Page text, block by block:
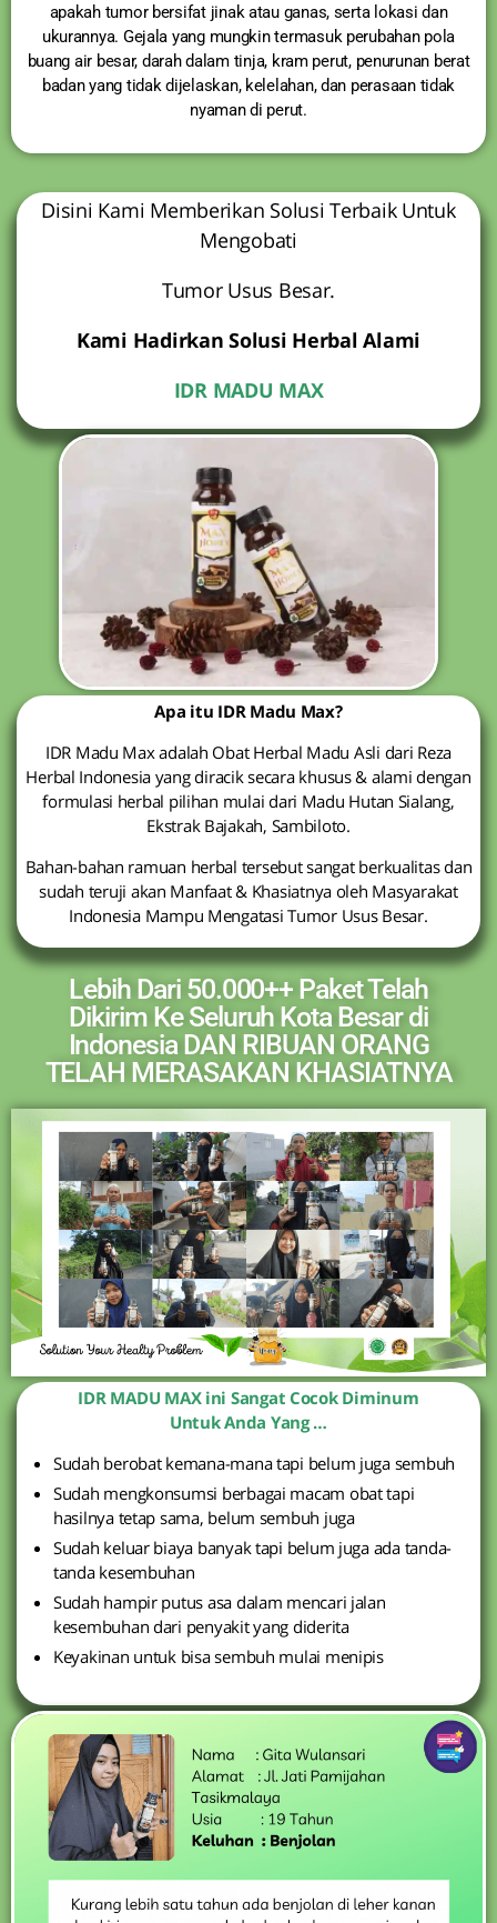
apakah tumor bersifat jinak atau ganas, serta lokasi dan
ukurannya. Gejala yang mungkin termasuk perubahan pola
buang air besar, darah dalam tinja, kram perut, penurunan berat
badan yang tidak dijelaskan, kelelahan, dan perasaan tidak
nyaman di perut.
Disini Kami Memberikan Solusi Terbaik Untuk
Mengobati
Tumor Usus Besar.
Kami Hadirkan Solusi Herbal Alami
IDR MADU MAX
Apa itu IDR Madu Max?
IDR Madu Max adalah Obat Herbal Madu Asli dari Reza
Herbal Indonesia yang diracik secara khusus & alami dengan
formulasi herbal pilihan mulai dari Madu Hutan Sialang,
Ekstrak Bajakah, Sambiloto.
Bahan-bahan ramuan herbal tersebut sangat berkualitas dan
sudah teruji akan Manfaat & Khasiatnya oleh Masyarakat
Indonesia Mampu Mengatasi Tumor Usus Besar.
Lebih Dari 50.000++ Paket Telah
Dikirim Ke Seluruh Kota Besar di
Indonesia DAN RIBUAN ORANG
TELAH MERASAKAN KHASIATNYA
IDR MADU MAX ini Sangat Cocok Diminum
Untuk Anda Yang …
Sudah berobat kemana-mana tapi belum juga sembuh
Sudah mengkonsumsi berbagai macam obat tapi
hasilnya tetap sama, belum sembuh juga
Sudah keluar biaya banyak tapi belum juga ada tanda-
tanda kesembuhan
Sudah hampir putus asa dalam mencari jalan
kesembuhan dari penyakit yang diderita
Keyakinan untuk bisa sembuh mulai menipis